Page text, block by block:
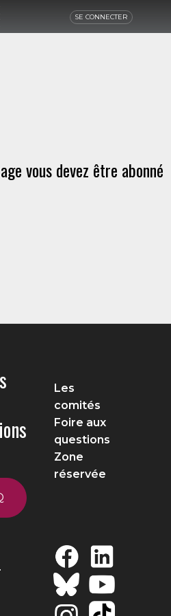
SE CONNECTER
vous devez être abonné
Les
comités
Foire aux
questions
Zone
réservée